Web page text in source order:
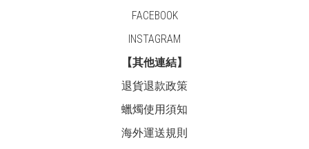
FACEBOOK
INSTAGRAM
【其他連結】
退貨退款政策
蠟燭使用須知
海外運送規則